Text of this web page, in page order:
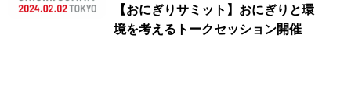
【おにぎりサミット】おにぎりと環
境を考えるトークセッション開催
カシーフード協会がサステナブルな